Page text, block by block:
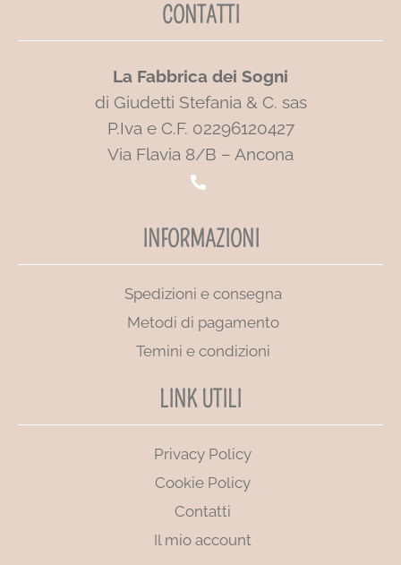
CONTATTI
La Fabbrica dei Sogni
di Giudetti Stefania & C. sas
P.Iva e C.F. 02296120427
Via Flavia 8/B – Ancona
INFORMAZIONI
Spedizioni e consegna
Metodi di pagamento
Temini e condizioni
LINK UTILI
Privacy Policy
Cookie Policy
Contatti
Il mio account